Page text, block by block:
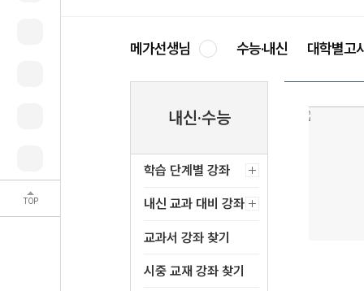
TOP
메가선생님 수능·내신 대학별고
내신·수능
학습 단계별 강좌
내신 교과 대비 강좌
교과서 강좌 찾기
시중 교재 강좌 찾기